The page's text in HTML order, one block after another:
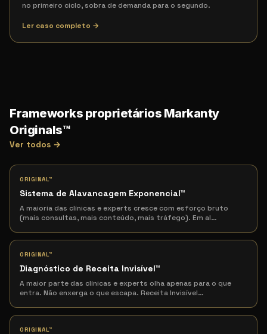
no primeiro ciclo, sobra de demanda para o segundo.
Ler caso completo →
Frameworks proprietários Markanty
Originals™
Ver todos →
ORIGINAL™
Sistema de Alavancagem Exponencial™
A maioria das clínicas e experts cresce com esforço bruto
(mais consultas, mais conteúdo, mais tráfego). Em al…
ORIGINAL™
Diagnóstico de Receita Invisível™
A maior parte das clínicas e experts olha apenas para o que
entra. Não enxerga o que escapa. Receita Invisível…
ORIGINAL™